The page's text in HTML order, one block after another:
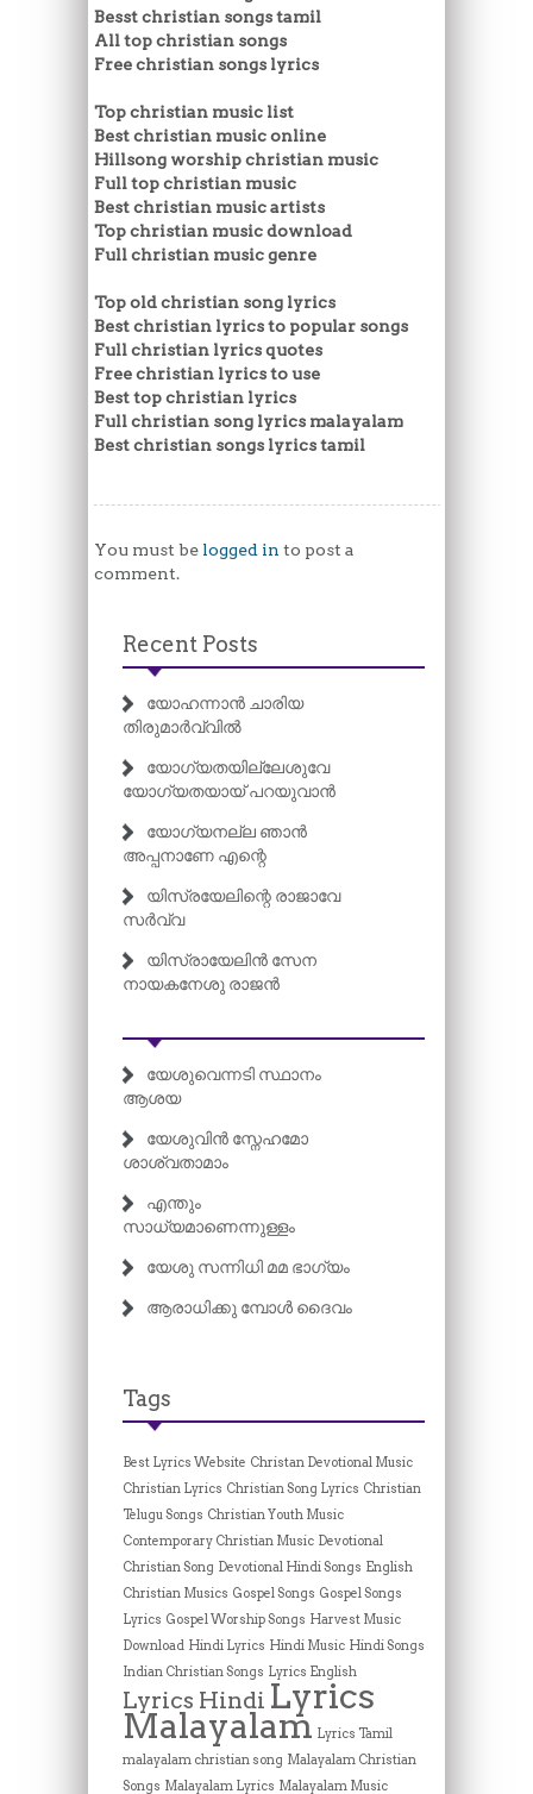
Besst christian songs tamil
All top christian songs
Free christian songs lyrics
Top christian music list
Best christian music online
Hillsong worship christian music
Full top christian music
Best christian music artists
Top christian music download
Full christian music genre
Top old christian song lyrics
Best christian lyrics to popular songs
Full christian lyrics quotes
Free christian lyrics to use
Best top christian lyrics
Full christian song lyrics malayalam
Best christian songs lyrics tamil
You must be logged in to post a
comment.
Recent Posts
യോഹന്നാൻ ചാരിയ
തിരുമാർവ്വിൽ
യോഗ്യതയില്ലേശുവേ
യോഗ്യതയായ് പറയുവാൻ
യോഗ്യനല്ല ഞാൻ
അപ്പനാണേ എന്റെ
യിസ്രയേലിന്റെ രാജാവേ
സർവ്വ
യിസ്രായേലിൻ സേന
നായകനേശു രാജൻ
യേശുവെന്നടി സ്ഥാനം
ആശയ
യേശുവിൻ സ്നേഹമോ
ശാശ്വതാമാം
എന്തും
സാധ്യമാണെന്നുള്ളം
യേശു സന്നിധി മമ ഭാഗ്യം
ആരാധിക്കു മ്പോൾ ദൈവം
Tags
Best Lyrics Website Christan Devotional Music
Christian Lyrics Christian Song Lyrics Christian
Telugu Songs Christian Youth Music
Contemporary Christian Music Devotional
Christian Song Devotional Hindi Songs English
Christian Musics Gospel Songs Gospel Songs
Lyrics Gospel Worship Songs Harvest Music
Download Hindi Lyrics Hindi Music Hindi Songs
Indian Christian Songs Lyrics English
Lyrics Hindi Lyrics
Malayalam Lyrics Tamil
malayalam christian song Malayalam Christian
Songs Malayalam Lyrics Malayalam Music